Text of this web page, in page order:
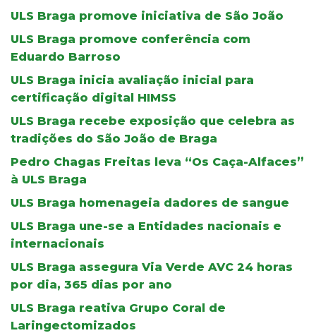
ULS Braga promove iniciativa de São João
ULS Braga promove conferência com
Eduardo Barroso
ULS Braga inicia avaliação inicial para
certificação digital HIMSS
ULS Braga recebe exposição que celebra as
tradições do São João de Braga
Pedro Chagas Freitas leva “Os Caça-Alfaces”
à ULS Braga
ULS Braga homenageia dadores de sangue
ULS Braga une-se a Entidades nacionais e
internacionais
ULS Braga assegura Via Verde AVC 24 horas
por dia, 365 dias por ano
ULS Braga reativa Grupo Coral de
Laringectomizados